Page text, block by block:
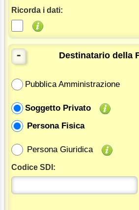
Ricorda i dati:
- Destinatario della
Pubblica Amministrazione
Soggetto Privato
Persona Fisica
Persona Giuridica
Codice SDI: